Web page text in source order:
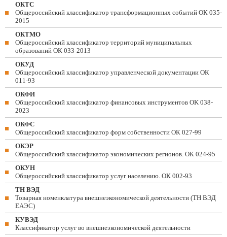
ОКТС
Общероссийский классификатор трансформационных событий ОК 035-
2015
ОКТМО
Общероссийский классификатор территорий муниципальных
образований ОК 033-2013
ОКУД
Общероссийский классификатор управленческой документации ОК
011-93
ОКФИ
Общероссийский классификатор финансовых инструментов OK 038-
2023
ОКФС
Общероссийский классификатор форм собственности ОК 027-99
ОКЭР
Общероссийский классификатор экономических регионов. ОК 024-95
ОКУН
Общероссийский классификатор услуг населению. ОК 002-93
ТН ВЭД
Товарная номенклатура внешнеэкономической деятельности (ТН ВЭД
ЕАЭС)
КУВЭД
Классификатор услуг во внешнеэкономической деятельности